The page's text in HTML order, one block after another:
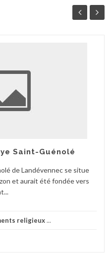
Saint-Guénolé
de Landévennec se situe
et aurait été fondée vers
religieux...